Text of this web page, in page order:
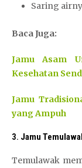
Saring
Baca Juga:
Jamu Asam
Kesehatan
Jamu
yang Ampuh
3. Jamu
Temulawak